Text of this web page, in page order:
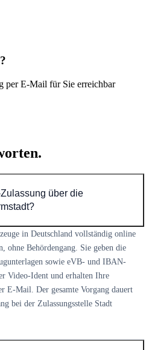
per E-Mail für Sie erreichbar
über die
in Deutschland vollständig online
ohne Behördengang. Sie geben die
sowie eVB- und IBAN-
Video-Ident und erhalten Ihre
E-Mail. Der gesamte Vorgang dauert
bei der Zulassungsstelle Stadt